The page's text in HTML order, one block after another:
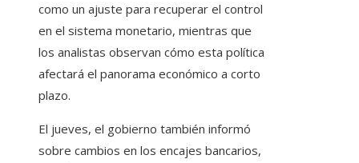
como un ajuste para recuperar el control
en el sistema monetario, mientras que
los analistas observan cómo esta política
afectará el panorama económico a corto
plazo.
El jueves, el gobierno también informó
sobre cambios en los encajes bancarios,